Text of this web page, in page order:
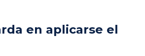
en aplicarse el